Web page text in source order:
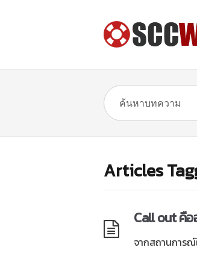
Articles
Call out คือ
จากสถานการณ์